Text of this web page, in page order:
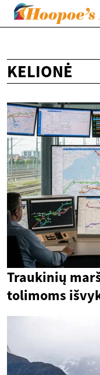
KELIONĖ
Traukinių
tolimoms